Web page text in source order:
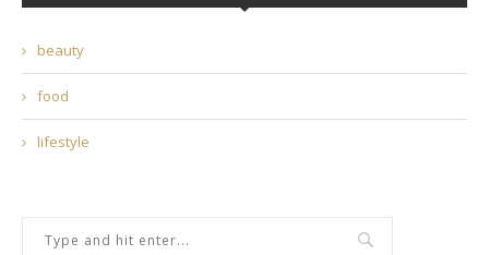
beauty
food
lifestyle